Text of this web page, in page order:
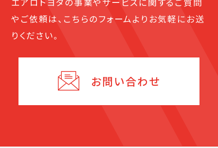
やご依頼は、こちらのフォームよりお気軽にお送
りください。
お問い合わせ